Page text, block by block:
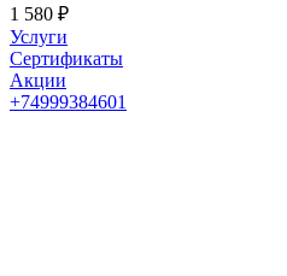
1 580 ₽
Услуги
Сертификаты
Акции
+74999384601